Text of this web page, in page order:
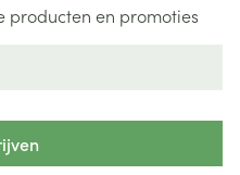
producten en promoties